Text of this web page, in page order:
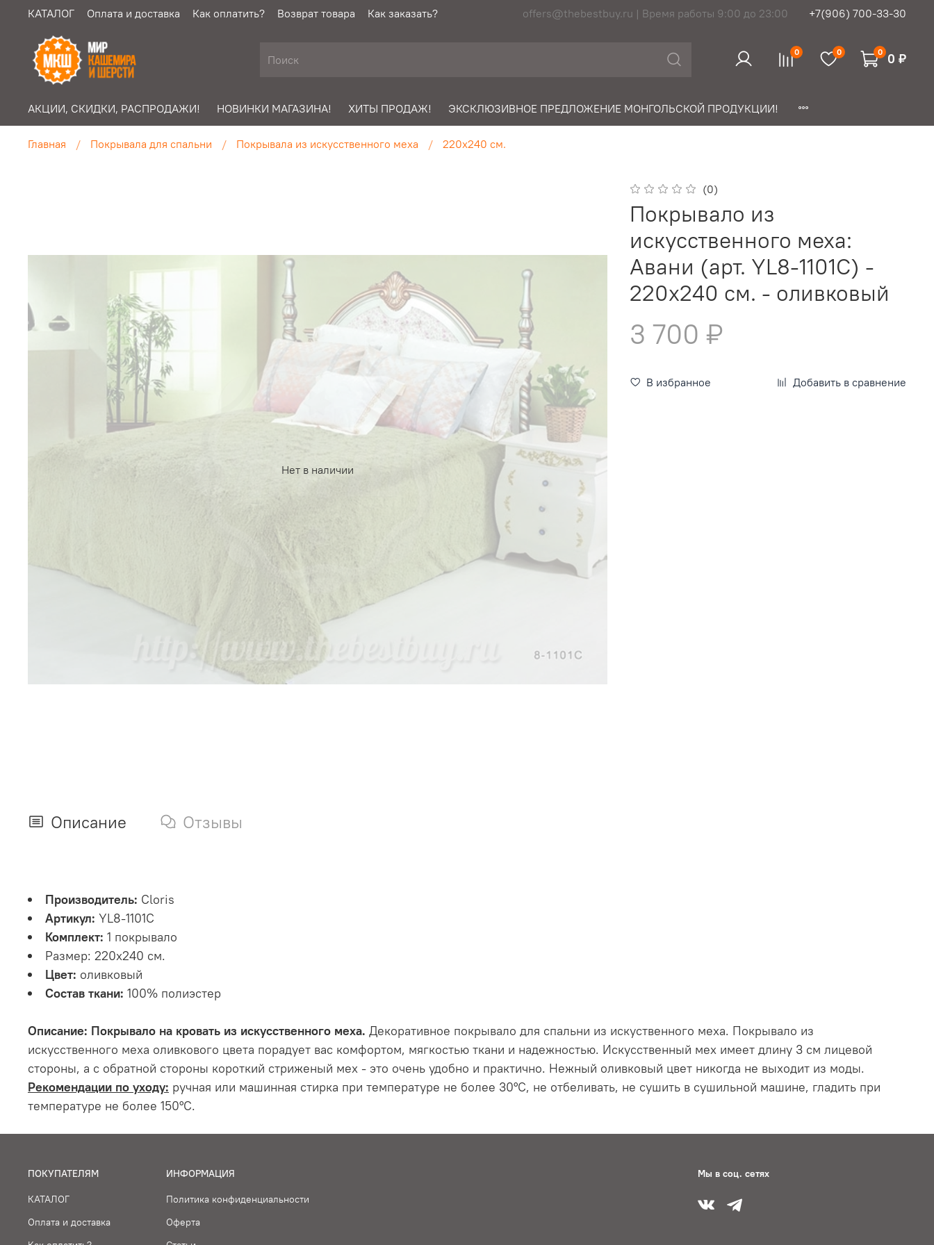
КАТАЛОГ Оплата и доставка Как оплатить? Возврат товара Как заказать? offers@thebestbuy.ru | Время работы 9:00 до 23:00 +7(906) 700-33-30
0 0 0 0 ₽
АКЦИИ, СКИДКИ, РАСПРОДАЖИ! НОВИНКИ МАГАЗИНА! ХИТЫ ПРОДАЖ! ЭКСКЛЮЗИВНОЕ ПРЕДЛОЖЕНИЕ МОНГОЛЬСКОЙ ПРОДУКЦИИ!
Главная Покрывала для спальни Покрывала из искусственного меха 220х240 см.
Нет в наличии
(0)
Покрывало из
искусственного меха:
Авани (арт. YL8-1101C) -
220х240 см. - оливковый
3 700 ₽
В избранное Добавить в сравнение
Описание Отзывы
Производитель: Cloris
Артикул: YL8-1101C
Комплект: 1 покрывало
Размер: 220х240 см.
Цвет: оливковый
Состав ткани: 100% полиэстер
Описание: Покрывало на кровать из искусственного меха. Декоративное покрывало для спальни из искуственного меха. Покрывало из
искусственного меха оливкового цвета порадует вас комфортом, мягкостью ткани и надежностью. Искусственный мех имеет длину 3 см лицевой
стороны, а с обратной стороны короткий стриженый мех - это очень удобно и практично. Нежный оливковый цвет никогда не выходит из моды.
Рекомендации по уходу: ручная или машинная стирка при температуре не более 30°С, не отбеливать, не сушить в сушильной машине, гладить при
температуре не более 150°С.
ПОКУПАТЕЛЯМ
КАТАЛОГ
Оплата и доставка
ИНФОРМАЦИЯ
Политика конфиденциальности
Оферта
Мы в соц. сетях